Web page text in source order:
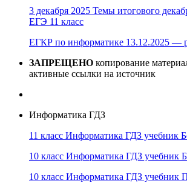
3 декабря 2025 Темы итогового
ЕГЭ 11 класс
ЕГКР по информатике 13.12.2025 —
ЗАПРЕЩЕНО копирование
активные ссылки на источник
Информатика ГДЗ
11 класс Информатика ГДЗ учебник
10 класс Информатика ГДЗ учебник
10 класс Информатика ГДЗ учебник